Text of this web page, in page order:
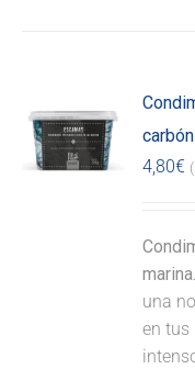
4,80€
marina.
una
en tus